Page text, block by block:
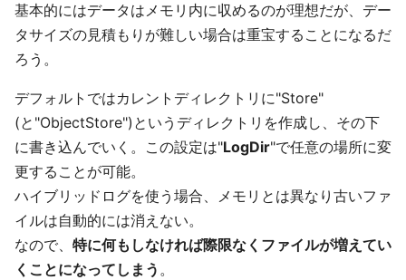
基本的にはデータはメモリ内に収めるのが理想だが、デー
タサイズの見積もりが難しい場合は重宝することになるだ
ろう。
デフォルトではカレントディレクトリに"Store"
(と"ObjectStore")というディレクトリを作成し、その下
に書き込んでいく。この設定は"LogDir"で任意の場所に変
更することが可能。
ハイブリッドログを使う場合、メモリとは異なり古いファ
イルは自動的には消えない。
なので、 特に何もしなければ際限なくファイルが増えてい
くことになってしまう 。